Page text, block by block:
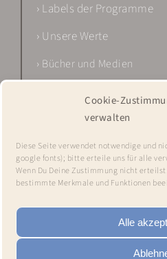
Cookie-
verwalten
Diese Seite verwendet notwendige und
google fonts); bitte erteile uns für alle
Wenn Du Deine Zustimmung nicht
bestimmte Merkmale und Funktionen
Alle
› Labels der Programme
› Unsere Werte
› Bücher und Medien
DATENSCHUTZ •